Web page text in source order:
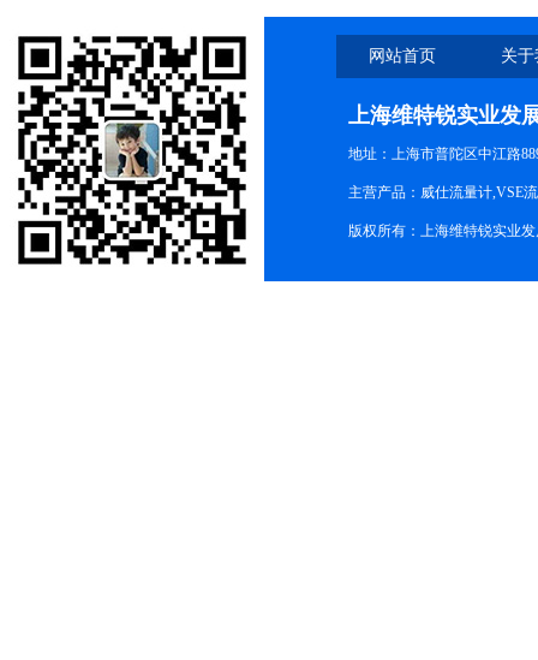
网站首页 关
上海维特锐实业发
地址：上海市普陀区中江路
主营产品：威仕流量计,VSE
版权所有：上海维特锐实业